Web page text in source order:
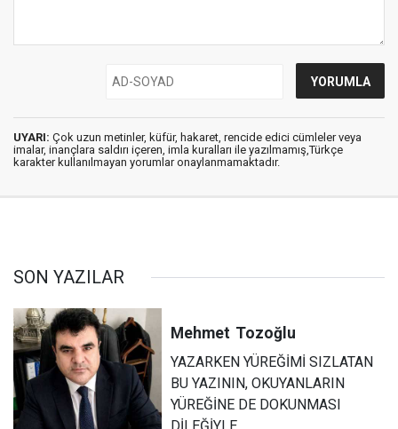
UYARI: Çok uzun metinler, küfür, hakaret, rencide edici cümleler veya
imalar, inançlara saldırı içeren, imla kuralları ile yazılmamış,Türkçe
karakter kullanılmayan yorumlar onaylanmamaktadır.
SON YAZILAR
Mehmet Tozoğlu
YAZARKEN YÜREĞİMİ SIZLATAN
BU YAZININ, OKUYANLARIN
YÜREĞİNE DE DOKUNMASI
DİLEĞİYLE…